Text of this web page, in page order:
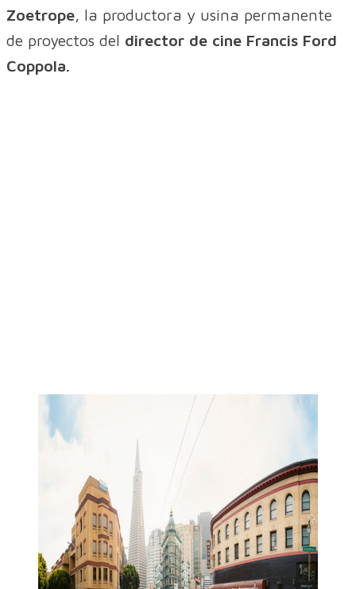
Zoetrope, la productora y usina permanente
de proyectos del director de cine Francis Ford
Coppola.